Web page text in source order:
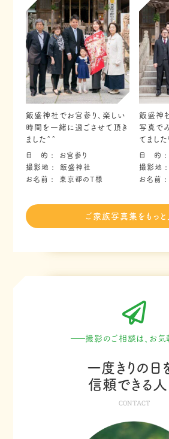
飯盛神社でお宮参り、楽しい
時間を一緒に過ごさせて頂き
ました^^
目 的
お宮参り
撮影地
飯盛神社
お名前
東京都のT様
飯盛神
写真で
てまし
目 的
撮影地
お名前
ご家族写真集をもっと
撮影のご相談は、お気
一度きりの日を
信頼できる人
CONTACT